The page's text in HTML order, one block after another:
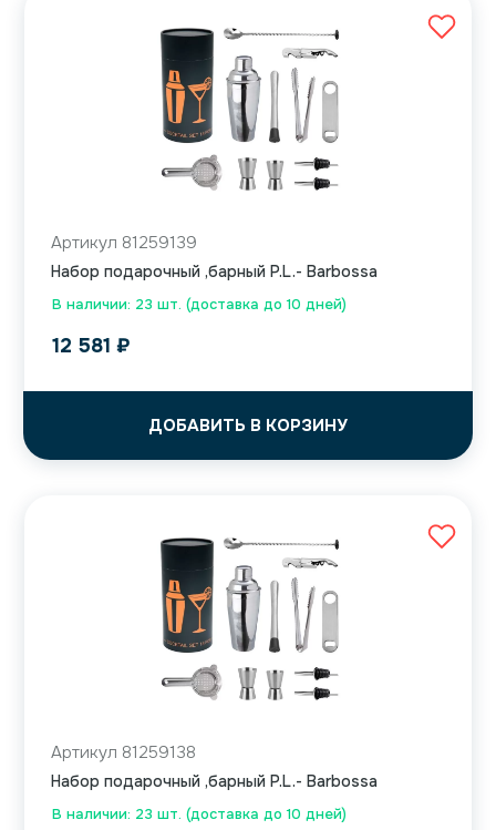
В наличии: 23 шт. (доставка до 10 дней)
Артикул 81259139
Набор подарочный ,барный P.L.- Barbossa
12 581 ₽
ДОБАВИТЬ В КОРЗИНУ
В наличии: 23 шт. (доставка до 10 дней)
Артикул 81259138
Набор подарочный ,барный P.L.- Barbossa